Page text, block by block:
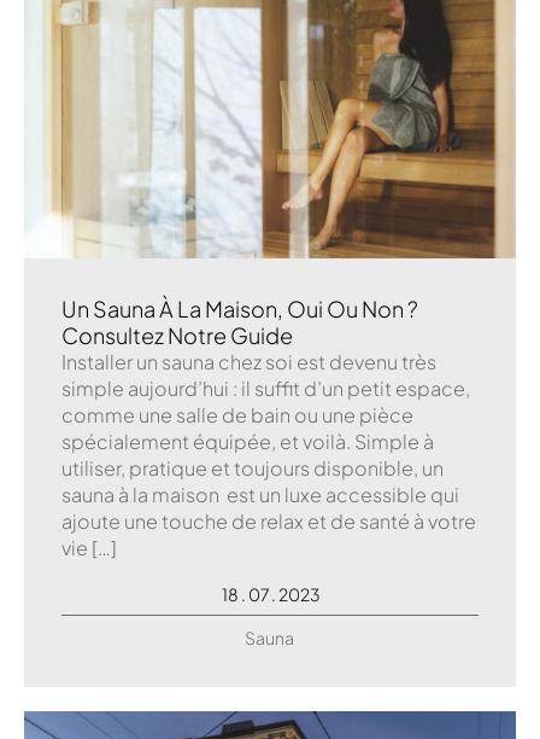
Un Sauna À La Maison, Oui Ou Non ?
Consultez Notre Guide
Installer un sauna chez soi est devenu très
simple aujourd’hui : il suffit d’un petit espace,
comme une salle de bain ou une pièce
spécialement équipée, et voilà. Simple à
utiliser, pratique et toujours disponible, un
sauna à la maison est un luxe accessible qui
ajoute une touche de relax et de santé à votre
vie […]
18 . 07 . 2023
Sauna